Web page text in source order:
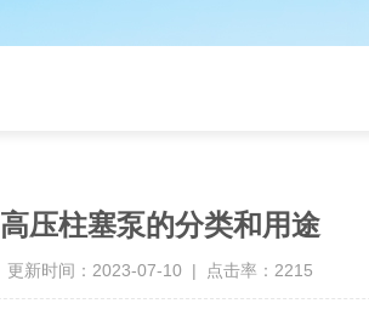
高压柱塞泵的分类和用途
更新时间：2023-07-10 | 点击率：2215